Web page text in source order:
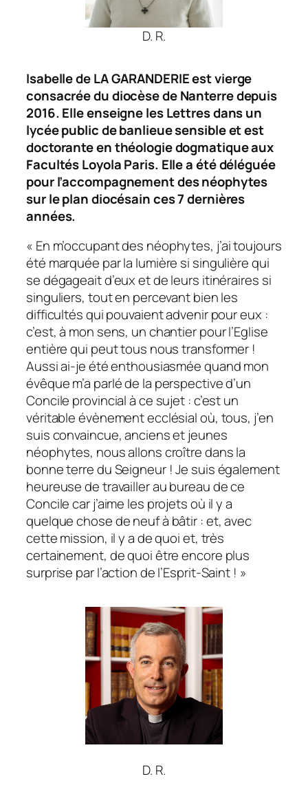
D. R.
Isabelle de LA GARANDERIE est vierge
consacrée du diocèse de Nanterre depuis
2016. Elle enseigne les Lettres dans un
lycée public de banlieue sensible et est
doctorante en théologie dogmatique aux
Facultés Loyola Paris. Elle a été déléguée
pour l’accompagnement des néophytes
sur le plan diocésain ces 7 dernières
années.
« En m’occupant des néophytes, j’ai toujours
été marquée par la lumière si singulière qui
se dégageait d’eux et de leurs itinéraires si
singuliers, tout en percevant bien les
difficultés qui pouvaient advenir pour eux :
c’est, à mon sens, un chantier pour l’Eglise
entière qui peut tous nous transformer !
Aussi ai-je été enthousiasmée quand mon
évêque m’a parlé de la perspective d’un
Concile provincial à ce sujet : c’est un
véritable évènement ecclésial où, tous, j’en
suis convaincue, anciens et jeunes
néophytes, nous allons croître dans la
bonne terre du Seigneur ! Je suis également
heureuse de travailler au bureau de ce
Concile car j’aime les projets où il y a
quelque chose de neuf à bâtir : et, avec
cette mission, il y a de quoi et, très
certainement, de quoi être encore plus
surprise par l’action de l’Esprit-Saint ! »
D. R.